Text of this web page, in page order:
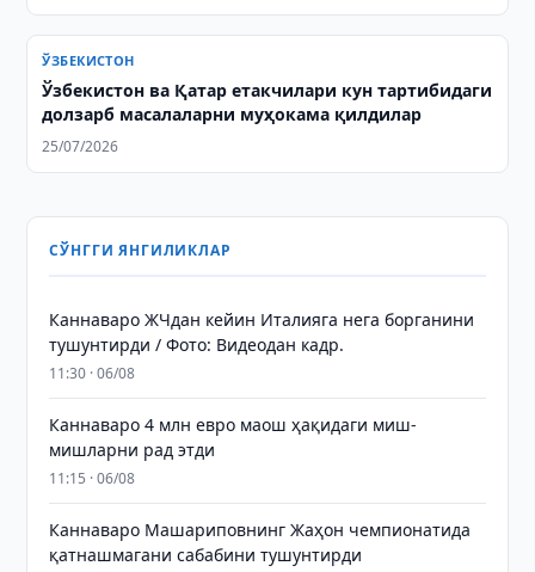
ЎЗБЕКИСТОН
Ўзбекистон ва Қатар етакчилари кун тартибидаги
долзарб масалаларни муҳокама қилдилар
25/07/2026
СЎНГГИ ЯНГИЛИКЛАР
Каннаваро ЖЧдан кейин Италияга нега борганини
тушунтирди / Фото: Видеодан кадр.
11:30 · 06/08
Каннаваро 4 млн евро маош ҳақидаги миш-
мишларни рад этди
11:15 · 06/08
Каннаваро Машариповнинг Жаҳон чемпионатида
қатнашмагани сабабини тушунтирди